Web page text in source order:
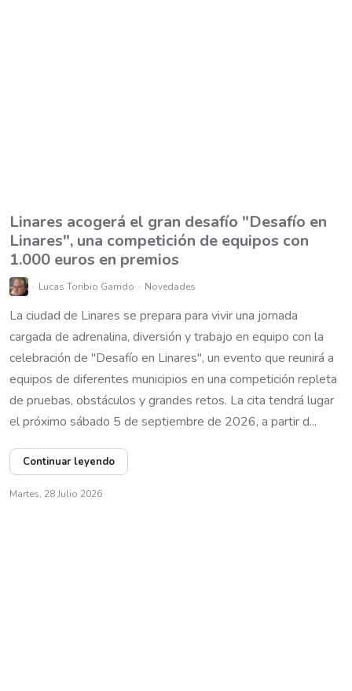
Linares acogerá el gran desafío "Desafío en
Linares", una competición de equipos con
1.000 euros en premios
Lucas Toribio Garrido Novedades
La ciudad de Linares se prepara para vivir una jornada
cargada de adrenalina, diversión y trabajo en equipo con la
celebración de "Desafío en Linares", un evento que reunirá a
equipos de diferentes municipios en una competición repleta
de pruebas, obstáculos y grandes retos. La cita tendrá lugar
el próximo sábado 5 de septiembre de 2026, a partir d...
Continuar leyendo
Martes, 28 Julio 2026